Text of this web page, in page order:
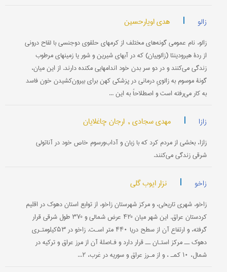
زالو | هدی اویارحسین
زالو، نام عمومی گونه‌های مختلف از کرمهای حلقوی دوجنسی با لقاح درونی
از ردۀ هیرودینئا (زالوییان) که در آبهای شیرین و شور یا زمینهای مرطوب
زندگی می‌کنند و در دو سر بدن خود اندامهایی مکنده دارند. از این میان،
گونۀ موسوم به زالویِ درمانی در پزشکی کهن برای بیرون‌کشیدن خون فاسد
به کار می‌رفته است و اصطلاحاً به این ...
زازا | مهدی سجادی , ارجان چاغلایان
زازا، بخشی از مردم کرد که با زبان و آداب‌و‌رسوم خاص خود در آناتولی
شرقی زندگی می‌کنند.
زاخو | نزار ایوب گلی
زاخو، شهری تاریخی، و مرکز شهرستان زاخو، از توابع استان دهوک در اقلیم
کردستان عراق. این شهر میان °۴۲ عرض شمالی و °۳۷ طول شرقی قرار
گرفته، و ارتفاع آن از سطح دریا ۴۴۰ متر اسـت. زاخو در ۵۳کیلومتـری
دهوک ــ مرکز استـان ــ قرار دارد و فـاصلۀ آن از مرز عراق و ترکیه در
شمال، ۱۰ کمـ ، و از مـرز عراق و سوریه در غرب، ۲...